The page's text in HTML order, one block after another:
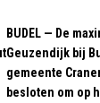
BUDEL — De
Geuzendijk bij
gemeente
besloten om op